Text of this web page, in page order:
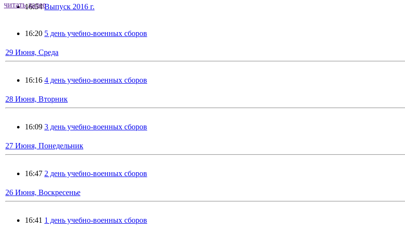
читать далее
16:54 Выпуск 2016 г.
16:20 5 день учебно-военных сборов
29 Июня, Среда
16:16 4 день учебно-военных сборов
28 Июня, Вторник
16:09 3 день учебно-военных сборов
27 Июня, Понедельник
16:47 2 день учебно-военных сборов
26 Июня, Воскресенье
16:41 1 день учебно-военных сборов